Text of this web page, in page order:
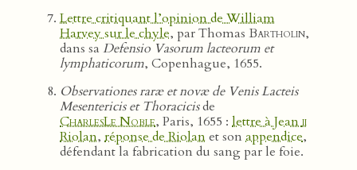
Lettre critiquant l’opinion de William
Harvey sur le chyle, par Thomas Bartholin,
dans sa Defensio Vasorum lacteorum et
lymphaticorum, Copenhague, 1655.
Observationes raræ et novæ de Venis Lacteis
Mesentericis et Thoracicisde
CharlesLe Noble, Paris, 1655 : lettre à Jeanii
Riolan, réponse de Riolanet son appendice,
défendant la fabrication du sang par le foie.